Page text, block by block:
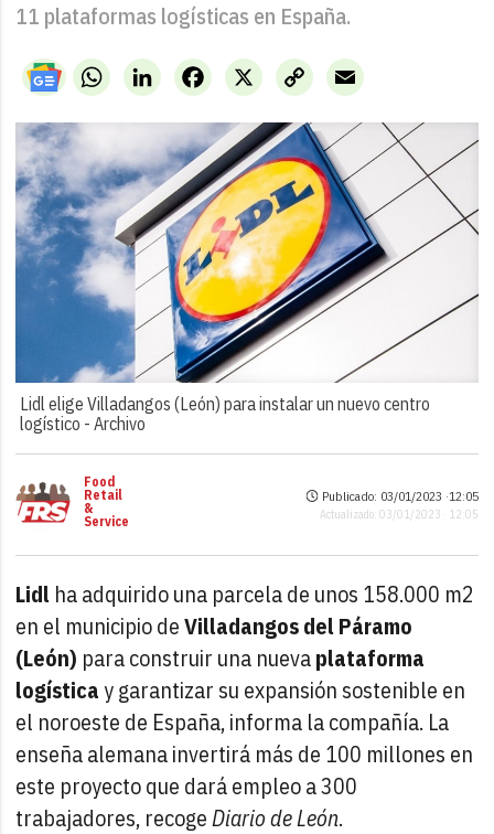
11 plataformas logísticas en España.
WhatsAppLinkedIn X
Facebook
Copy
Link
Email
Lidl elige Villadangos (León) para instalar un nuevo centro
logístico -Archivo
Food
Retail
&
Service
Publicado: 03/01/2023 ·12:05
Actualizado: 03/01/2023 · 12:05
Lidl ha adquirido una parcela de unos 158.000 m2
en el municipio deVilladangos del Páramo
(León) para construir una nuevaplataforma
logísticay garantizar su expansión sostenible en
el noroeste de España, informa la compañía. La
enseña alemana invertirá más de 100 millones en
este proyecto que dará empleo a 300
trabajadores, recogeDiario de León.